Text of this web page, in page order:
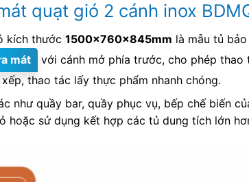
quạt gió 2 cánh inox
kích thước 1500x760x845mm là mẫu tủ
mát
với cánh mở phía trước, cho phép thao
thao tác lấy thực phẩm nhanh chóng.
như quầy bar, quầy phục vụ, bếp chế biến
sử dụng kết hợp các tủ dung tích lớn